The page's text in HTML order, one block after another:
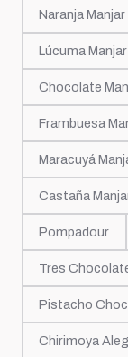
Naranja Manjar
Lúcuma
Chocolate
Frambuesa
Maracuyá
Castaña
Pompadour
Tres
Pistacho
Chirimoya